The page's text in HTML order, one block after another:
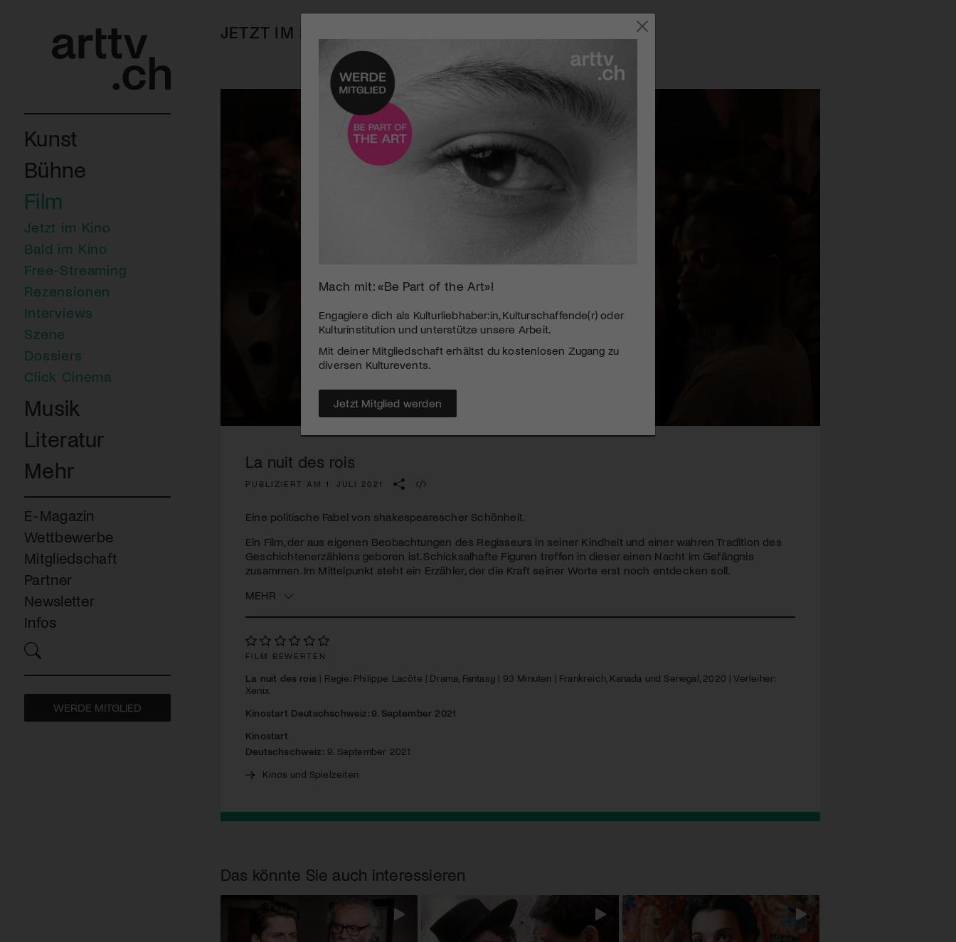
Kunst
Bühne
Film
Jetzt im Kino
Bald im Kino
Free-Streaming
Rezensionen
Interviews
Szene
Dossiers
Click Cinema
Musik
Literatur
Mehr
E-Magazin
Wettbewerbe
Mitgliedschaft
Partner
Newsletter
Infos
WERDE MITGLIED
JETZT IM KINO
La nuit des rois
PUBLIZIERT AM 1. JULI 2021
Eine politische Fabel von shakespearescher Schönheit.
Ein Film, der aus eigenen Beobachtungen des Regisseurs in seiner Kindheit und einer wahren Tradition des
Geschichtenerzählens geboren ist. Schicksalhafte Figuren treffen in dieser einen Nacht im Gefängnis
zusammen. Im Mittelpunkt steht ein Erzähler, der die Kraft seiner Worte erst noch entdecken soll.
MEHR
FILM BEWERTEN
La nuit des rois | Regie: Philippe Lacôte | Drama, Fantasy | 93 Minuten | Frankreich, Kanada und Senegal, 2020 | Verleiher:
Xenix
Kinostart Deutschschweiz: 9. September 2021
Kinostart
Deutschschweiz: 9. September 2021
Kinos und Spielzeiten
Das könnte Sie auch interessieren
Mach mit: «Be Part of the Art»!
Engagiere dich als Kulturliebhaber:in, Kulturschaffende(r) oder
Kulturinstitution und unterstütze unsere Arbeit.
Mit deiner Mitgliedschaft erhältst du kostenlosen Zugang zu
diversen Kulturevents.
Jetzt Mitglied werden